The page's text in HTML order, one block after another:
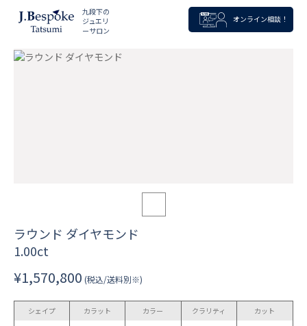
九段下の
ジュエリ
ーサロン
オンライン相談！
ラウンド ダイヤモンド
1.00ct
¥1,570,800 (税込/送料別※)
シェイプ カラット カラー クラリティ カット